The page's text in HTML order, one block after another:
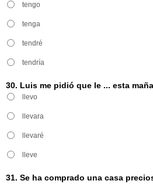
tengo
tenga
tendré
tendría
30. Luis me pidió que le ... esta
llevo
llevara
llevaré
lleve
31. Se ha comprado una casa